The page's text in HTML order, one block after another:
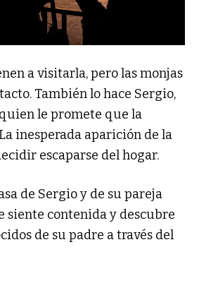
a visitarla, pero las monjas
También lo hace Sergio,
le promete que la
inesperada aparición de la
escaparse del hogar.
de Sergio y de su pareja
siente contenida y descubre
de su padre a través del